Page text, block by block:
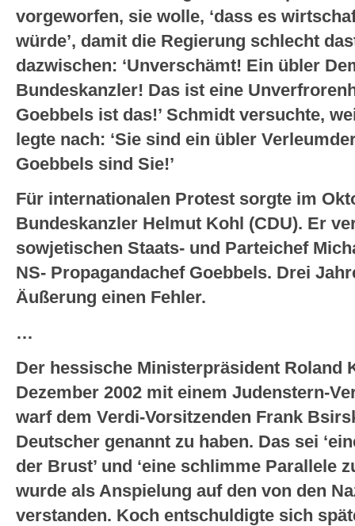
vorgeworfen, sie wolle, ‘dass es
würde’, damit die Regierung schlecht
dazwischen: ‘Unverschämt! Ein übler
Bundeskanzler! Das ist eine
Goebbels ist das!’ Schmidt versuchte,
legte nach: ‘Sie sind ein übler
Goebbels sind Sie!’
Für internationalen Protest sorgte im
Bundeskanzler Helmut Kohl (CDU). Er
sowjetischen Staats- und Parteichef
NS- Propagandachef Goebbels. Drei
Äußerung einen Fehler.
…
Der hessische Ministerpräsident Roland
Dezember 2002 mit einem Judenstern-
warf dem Verdi-Vorsitzenden Frank
Deutscher genannt zu haben. Das sei
der Brust’ und ‘eine schlimme Parallele
wurde als Anspielung auf den von den
verstanden. Koch entschuldigte sich